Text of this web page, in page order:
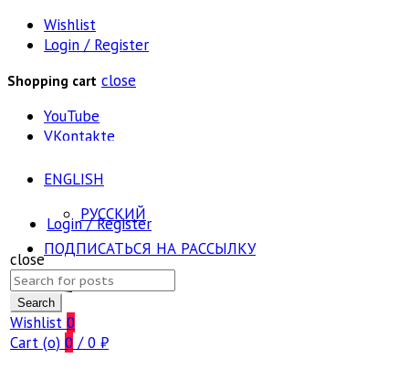
Wishlist
Login / Register
Shopping cart close
YouTube
VKontakte
ENGLISH
РУССКИЙ
ПОДПИСАТЬСЯ НА РАССЫЛКУ
FAQ
Login / Register
close
Search
for:
Search
Wishlist 0
Cart (o) 0 / 0 ₽